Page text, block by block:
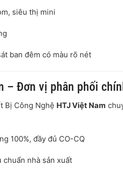
siêu thị mini
ban đêm có màu rõ nét
– Đơn vị phân phối
Bị Công Nghệ HTJ Việt Nam
100%, đầy đủ CO-CQ
chuẩn nhà sản xuất